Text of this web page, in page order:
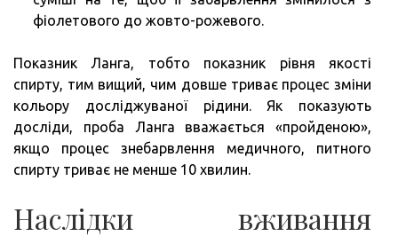
фіолетового до жовто-рожевого.
Показник Ланга, тобто показник рівня якості
спирту, тим вищий, чим довше триває процес зміни
кольору досліджуваної рідини. Як показують
досліди, проба Ланга вважається «пройденою»,
якщо процес знебарвлення медичного, питного
спирту триває не менше 10 хвилин.
Наслідки вживання